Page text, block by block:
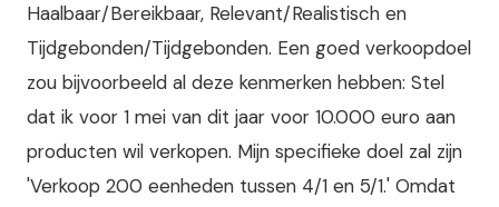
Haalbaar/Bereikbaar, Relevant/Realistisch en
Tijdgebonden/Tijdgebonden. Een goed verkoopdoel
zou bijvoorbeeld al deze kenmerken hebben: Stel
dat ik voor 1 mei van dit jaar voor 10.000 euro aan
producten wil verkopen. Mijn specifieke doel zal zijn
'Verkoop 200 eenheden tussen 4/1 en 5/1.' Omdat